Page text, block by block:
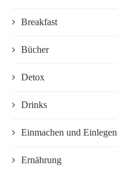
Breakfast
Bücher
Detox
Drinks
Einmachen und Einlegen
Ernährung